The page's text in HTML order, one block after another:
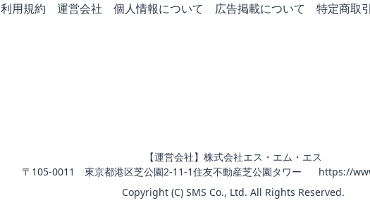
利用規約 運営会社 個人情報について 広告掲載について 特定商取
【運営会社】株式会社エス・エム・エス
〒105-0011 東京都港区芝公園2-11-1住友不動産芝公園タワー
https://
Copyright (C) SMS Co., Ltd. All Rights Reserved.